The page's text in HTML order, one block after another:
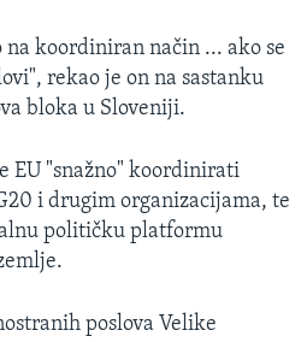
koordiniran način ... ako se
rekao je on na sastanku
bloka u Sloveniji.
EU "snažno" koordinirati
i drugim organizacijama, te
političku platformu
poslova Velike